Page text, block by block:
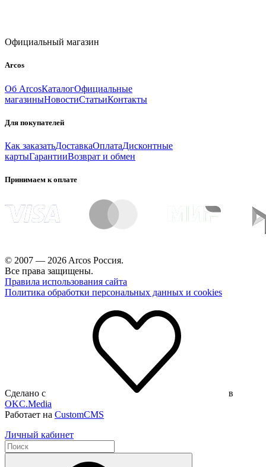
Официальный магазин
Arcos
Об ArcosКаталогОфициальные
магазиныНовостиСтатьиКонтакты
Для покупателей
Как заказатьДоставкаОплатаДисконтные
картыГарантииВозврат и обмен
Принимаем к оплате
© 2007 — 2026 Arcos Россия.
Все права защищены.
Правила использования сайта
Политика обработки персональных данных и cookies
Сделано с
в
OKC.Media
Работает на CustomCMS
Личный кабинет